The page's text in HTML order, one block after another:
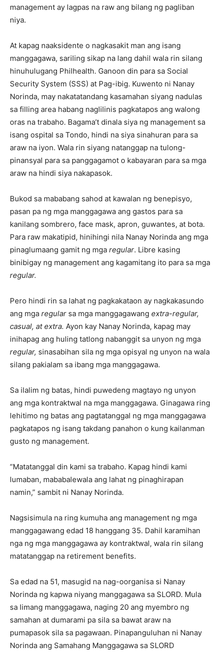
management ay lagpas na raw ang bilang ng pagliban
niya.
At kapag naaksidente o nagkasakit man ang isang
manggagawa, sariling sikap na lang dahil wala rin silang
hinuhulugang Philhealth. Ganoon din para sa Social
Security System (SSS) at Pag-ibig. Kuwento ni Nanay
Norinda, may nakatatandang kasamahan siyang nadulas
sa filling area habang naglilinis pagkatapos ang walong
oras na trabaho. Bagama’t dinala siya ng management sa
isang ospital sa Tondo, hindi na siya sinahuran para sa
araw na iyon. Wala rin siyang natanggap na tulong-
pinansyal para sa panggagamot o kabayaran para sa mga
araw na hindi siya nakapasok.
Bukod sa mababang sahod at kawalan ng benepisyo,
pasan pa ng mga manggagawa ang gastos para sa
kanilang sombrero, face mask, apron, guwantes, at bota.
Para raw makatipid, hinihingi nila Nanay Norinda ang mga
pinaglumaang gamit ng mga regular. Libre kasing
binibigay ng management ang kagamitang ito para sa mga
regular.
Pero hindi rin sa lahat ng pagkakataon ay nagkakasundo
ang mga regular sa mga manggagawang extra-regular,
casual, at extra. Ayon kay Nanay Norinda, kapag may
inihapag ang huling tatlong nabanggit sa unyon ng mga
regular, sinasabihan sila ng mga opisyal ng unyon na wala
silang pakialam sa ibang mga manggagawa.
Sa ilalim ng batas, hindi puwedeng magtayo ng unyon
ang mga kontraktwal na mga manggagawa. Ginagawa ring
lehitimo ng batas ang pagtatanggal ng mga manggagawa
pagkatapos ng isang takdang panahon o kung kailanman
gusto ng management.
“Matatanggal din kami sa trabaho. Kapag hindi kami
lumaban, mababalewala ang lahat ng pinaghirapan
namin,” sambit ni Nanay Norinda.
Nagsisimula na ring kumuha ang management ng mga
manggagawang edad 18 hanggang 35. Dahil karamihan
nga ng mga manggagawa ay kontraktwal, wala rin silang
matatanggap na retirement benefits.
Sa edad na 51, masugid na nag-oorganisa si Nanay
Norinda ng kapwa niyang manggagawa sa SLORD. Mula
sa limang manggagawa, naging 20 ang myembro ng
samahan at dumarami pa sila sa bawat araw na
pumapasok sila sa pagawaan. Pinapanguluhan ni Nanay
Norinda ang Samahang Manggagawa sa SLORD